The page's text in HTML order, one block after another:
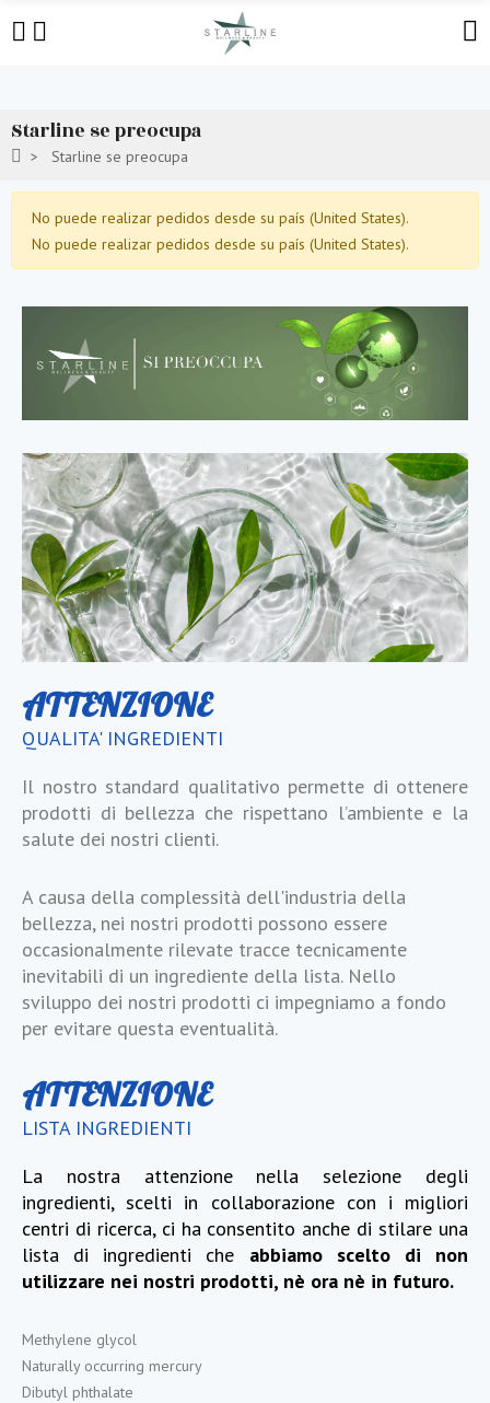
Starline se preocupa
Starline se preocupa
No puede realizar pedidos desde su país (United States).
No puede realizar pedidos desde su país (United States).
ATTENZIONE
QUALITA' INGREDIENTI
Il nostro standard qualitativo permette di ottenere
prodotti di bellezza che rispettano l’ambiente e la
salute dei nostri clienti.
A causa della complessità dell'industria della
bellezza, nei nostri prodotti possono essere
occasionalmente rilevate tracce tecnicamente
inevitabili di un ingrediente della lista. Nello
sviluppo dei nostri prodotti ci impegniamo a fondo
per evitare questa eventualità.
ATTENZIONE
LISTA INGREDIENTI
La nostra attenzione nella selezione degli
ingredienti, scelti in collaborazione con i migliori
centri di ricerca, ci ha consentito anche di stilare una
lista di ingredienti che abbiamo scelto di non
utilizzare nei nostri prodotti, nè ora nè in futuro.
Methylene glycol
Naturally occurring mercury
Dibutyl phthalate